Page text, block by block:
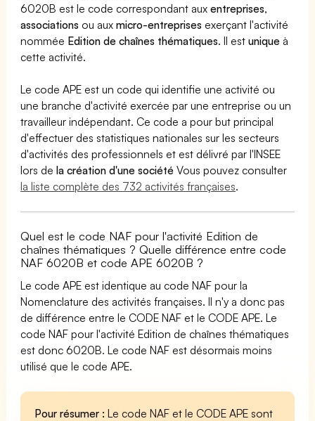
6020B est le code correspondant auxentreprises,
associations ou auxmicro-entreprises exerçant l'activité
nommée Edition de chaînes thématiques. Il estunique à
cette activité.
Le code APE est un code qui identifie une activité ou
une branche d'activité exercée par une entreprise ou un
travailleur indépendant. Ce code a pour but principal
d'effectuer des statistiques nationales sur les secteurs
d'activités des professionnels et est délivré par l'INSEE
lors dela création d'une société Vous pouvez consulter
la liste complète des 732 activités françaises.
Quel est le code NAF pour l'activité Edition de
chaînes thématiques ? Quelle différence entre code
NAF 6020B et code APE 6020B ?
Le code APE est identique au code NAF pour la
Nomenclature des activités françaises. Il n'y a donc pas
de différence entre le CODE NAF et le CODE APE. Le
code NAF pour l'activité Edition de chaînes thématiques
est donc 6020B. Le code NAF est désormais moins
utilisé que le code APE.
Pour résumer : Le code NAF et le CODE APE sont